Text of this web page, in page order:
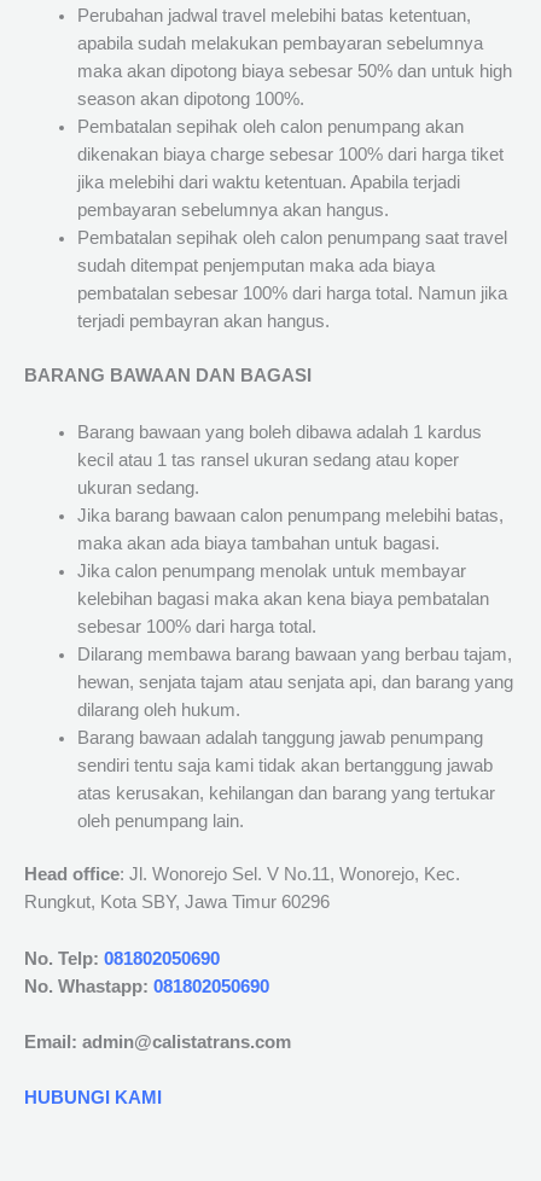
Perubahan jadwal travel melebihi batas ketentuan,
apabila sudah melakukan pembayaran sebelumnya
maka akan dipotong biaya sebesar 50% dan untuk high
season akan dipotong 100%.
Pembatalan sepihak oleh calon penumpang akan
dikenakan biaya charge sebesar 100% dari harga tiket
jika melebihi dari waktu ketentuan. Apabila terjadi
pembayaran sebelumnya akan hangus.
Pembatalan sepihak oleh calon penumpang saat travel
sudah ditempat penjemputan maka ada biaya
pembatalan sebesar 100% dari harga total. Namun jika
terjadi pembayran akan hangus.
BARANG BAWAAN DAN BAGASI
Barang bawaan yang boleh dibawa adalah 1 kardus
kecil atau 1 tas ransel ukuran sedang atau koper
ukuran sedang.
Jika barang bawaan calon penumpang melebihi batas,
maka akan ada biaya tambahan untuk bagasi.
Jika calon penumpang menolak untuk membayar
kelebihan bagasi maka akan kena biaya pembatalan
sebesar 100% dari harga total.
Dilarang membawa barang bawaan yang berbau tajam,
hewan, senjata tajam atau senjata api, dan barang yang
dilarang oleh hukum.
Barang bawaan adalah tanggung jawab penumpang
sendiri tentu saja kami tidak akan bertanggung jawab
atas kerusakan, kehilangan dan barang yang tertukar
oleh penumpang lain.
Head office: Jl. Wonorejo Sel. V No.11, Wonorejo, Kec.
Rungkut, Kota SBY, Jawa Timur 60296
No. Telp: 081802050690
No. Whastapp: 081802050690
Email: admin@calistatrans.com
HUBUNGI KAMI